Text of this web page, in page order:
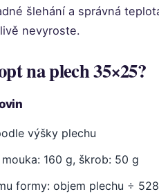
šlehání a správná
nevyroste.
na plech 35×25?
výšky plechu
160 g, škrob: 50 g
formy: objem plechu ÷